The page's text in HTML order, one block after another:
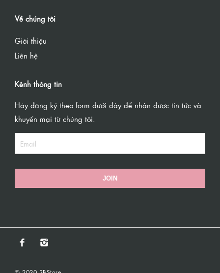
Về chúng tôi
Giới thiệu
Liên hệ
Kênh thông tin
Hãy đăng ký theo form dưới đây để nhận được tin tức và
khuyến mại từ chúng tôi.
JOIN
© 2020 3BStore